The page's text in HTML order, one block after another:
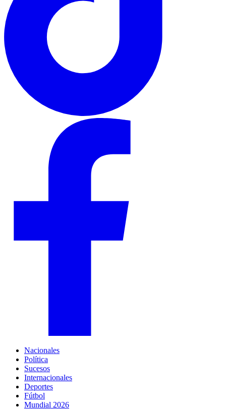
Nacionales
Política
Sucesos
Internacionales
Deportes
Fútbol
Mundial 2026